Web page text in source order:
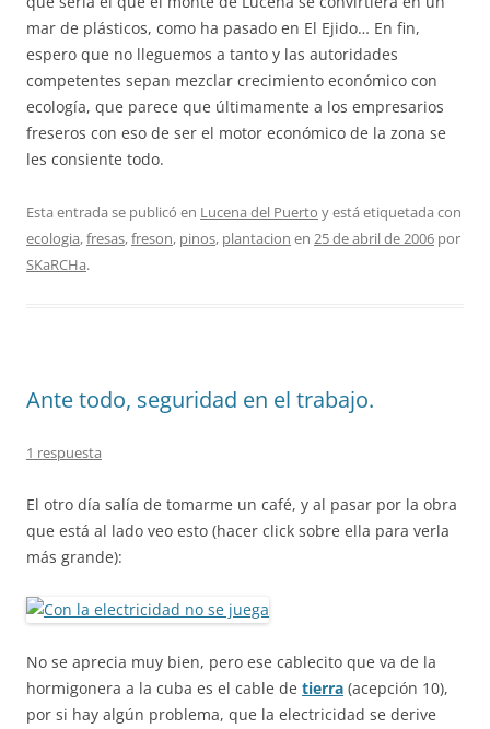
mar de plásticos, como ha pasado en El Ejido… En fin,
espero que no lleguemos a tanto y las autoridades
competentes sepan mezclar crecimiento económico con
ecología, que parece que últimamente a los empresarios
freseros con eso de ser el motor económico de la zona se
les consiente todo.
Esta entrada se publicó en Lucena del Puerto y está etiquetada con
ecologia,fresas,freson, pinos, plantacion en 25 de abril de 2006 por
SKaRCHa.
Ante todo, seguridad en el trabajo.
1 respuesta
El otro día salía de tomarme un café, y al pasar por la obra
que está al lado veo esto (hacer click sobre ella para verla
más grande):
No se aprecia muy bien, pero ese cablecito que va de la
hormigonera a la cuba es el cable de tierra (acepción 10),
por si hay algún problema, que la electricidad se derive